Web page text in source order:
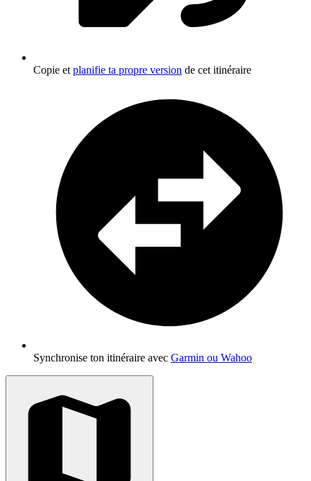
Copie et planifie ta propre version de cet itinéraire
Synchronise ton itinéraire avec Garmin ou Wahoo